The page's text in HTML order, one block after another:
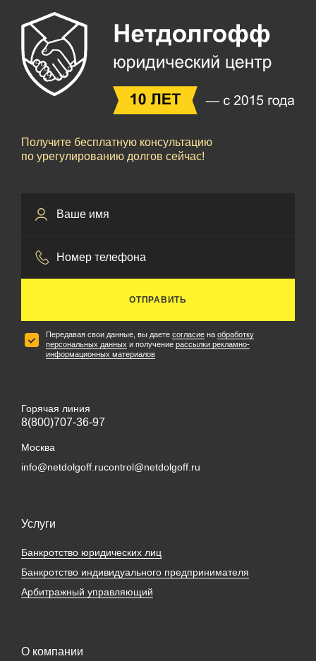
Получите бесплатную консультацию
по урегулированию долгов сейчас!
ОТПРАВИТЬ
Передавая свои данные, вы даете согласие на обработку
персональных данных и получение рассылки рекламно-
информационных материалов
Услуги
Банкротство юридических лиц
Банкротство индивидуального предпринимателя
Арбитражный управляющий
О компании
Горячая линия
8(800)707-36-97
Москва
info@netdolgoff.rucontrol@netdolgoff.ru